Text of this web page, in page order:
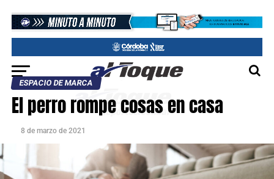
ESPACIO DE MARCA
El perro rompe cosas en casa
8 de marzo de 2021